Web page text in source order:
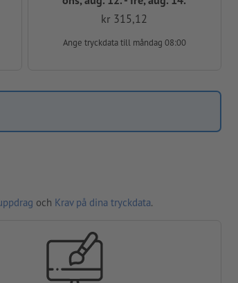
kr 315,12
Ange tryckdatatill måndag 08:00
och Krav på dina tryckdata.